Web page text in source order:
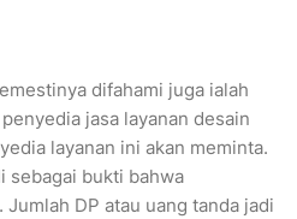
difahami juga ialah
jasa layanan desain
layanan ini akan meminta.
sebagai bukti bahwa
DP atau uang tanda jadi